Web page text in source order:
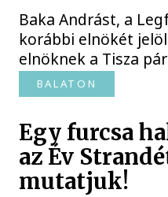
Baka Andrást, a
korábbi elnökét
elnöknek a Tisza
BALATON
Egy furcsa
az Év
mutatjuk!